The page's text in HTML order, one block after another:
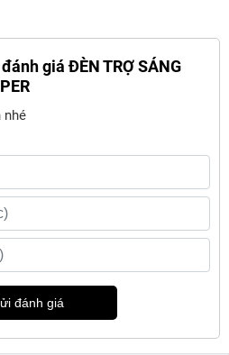
giá ĐÈN TRỢ SÁNG
nhé
đánh giá